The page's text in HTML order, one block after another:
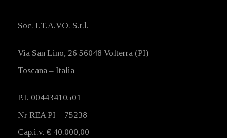
Soc. I.T.A.VO. S.r.l.
Via San Lino, 26 56048 Volterra (PI)
Toscana – Italia
P.I. 00443410501
Nr REA PI – 75238
Cap.i.v. € 40.000,00